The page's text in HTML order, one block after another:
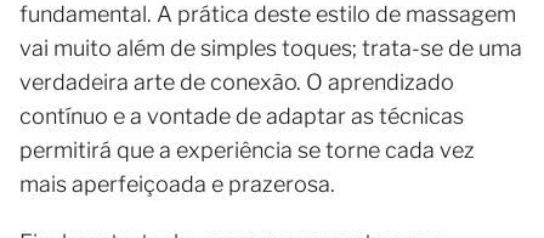
fundamental. A prática deste estilo de massagem
vai muito além de simples toques; trata-se de uma
verdadeira arte de conexão. O aprendizado
contínuo e a vontade de adaptar as técnicas
permitirá que a experiência se torne cada vez
mais aperfeiçoada e prazerosa.